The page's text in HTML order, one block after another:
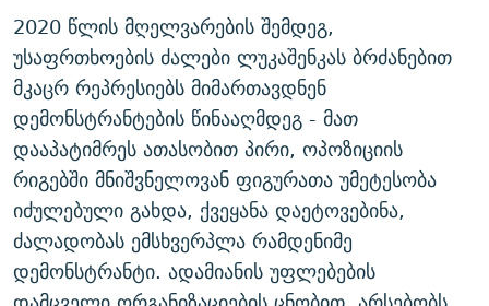
2020 წლის მღელვარების შემდეგ,
უსაფრთხოების ძალები ლუკაშენკას ბრძანებით
მკაცრ რეპრესიებს მიმართავდნენ
დემონსტრანტების წინააღმდეგ - მათ
დააპატიმრეს ათასობით პირი, ოპოზიციის
რიგებში მნიშვნელოვან ფიგურათა უმეტესობა
იძულებული გახდა, ქვეყანა დაეტოვებინა,
ძალადობას ემსხვერპლა რამდენიმე
დემონსტრანტი. ადამიანის უფლებების